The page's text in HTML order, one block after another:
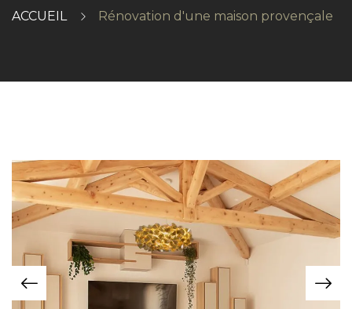
ACCUEIL Rénovation d'une maison provençale